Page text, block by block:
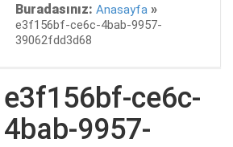
Buradasınız:Anasayfa »
e3f156bf-ce6c-4bab-9957-
39062fdd3d68
e3f156bf-ce6c-
4bab-9957-